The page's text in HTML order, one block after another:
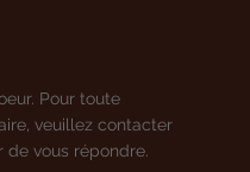
Pour toute
veuillez contacter
de vous répondre.